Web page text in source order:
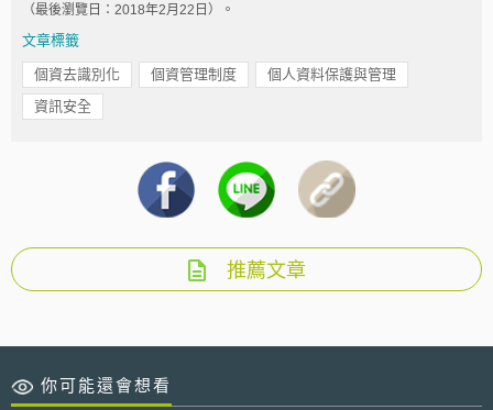
（最後瀏覽日：2018年2月22日）。
文章標籤
個資去識別化 個資管理制度
個人資料保護與管理
資訊安全
推薦文章
你可能還會想看